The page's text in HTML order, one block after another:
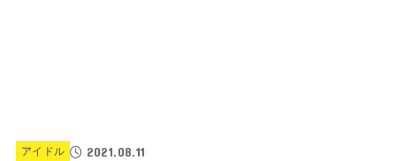
アイドル 2021.08.11